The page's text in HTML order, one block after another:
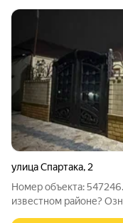
улица Спартака, 2
Номер объекта:
известном районе?